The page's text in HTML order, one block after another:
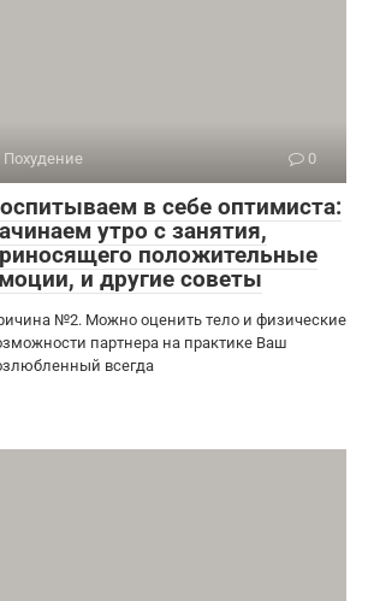
Похудение 0
в себе оптимиста:
утро с занятия,
положительные
и другие советы
№2. Можно оценить тело и физические
партнера на практике Ваш
всегда